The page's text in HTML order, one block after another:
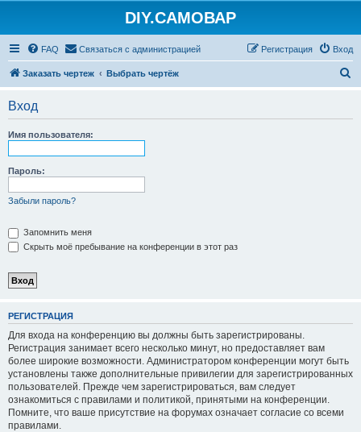
DIY.САМОВАР
FAQ Связаться с администрацией Вход
Регистрация
Заказать чертеж Выбрать чертёж
Вход
Имя пользователя:
Пароль:
Забыли пароль?
Запомнить меня
Скрыть моё пребывание на конференции в этот раз
РЕГИСТРАЦИЯ
Для входа на конференцию вы должны быть зарегистрированы.
Регистрация занимает всего несколько минут, но предоставляет вам
более широкие возможности. Администратором конференции могут быть
установлены также дополнительные привилегии для зарегистрированных
пользователей. Прежде чем зарегистрироваться, вам следует
ознакомиться с правилами и политикой, принятыми на конференции.
Помните, что ваше присутствие на форумах означает согласие со всеми
правилами.